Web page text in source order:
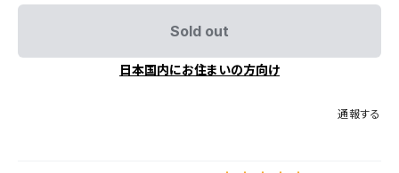
Sold out
日本国内にお住まいの方向け
通報する